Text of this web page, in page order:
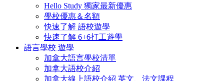
Hello Study 獨家最新優惠
學校優惠＆名額
快速了解 語校遊學
快速了解 6+6打工遊學
語言學校 遊學
加拿大語言學校清單
加拿大語校介紹
加拿大線上語校介紹 英文、法文課程